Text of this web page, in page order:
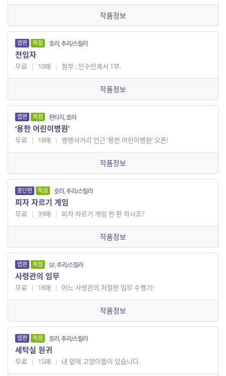
작품정보
엽편 독점 호러, 추리/스릴러
전임자
무료 | 10매 | 첨부 : 인수인계서 1부.
작품정보
엽편 독점 판타지, 호러
‘용한 어린이병원’
무료 | 18매 | 뱅뱅사거리 인근 ‘용한 어린이병원’ 오픈!
작품정보
중단편 독점 호러, 추리/스릴러
피자 자르기 게임
무료 | 39매 | 피자 자르기 게임 한 판 하시죠?
작품정보
엽편 독점 SF, 추리/스릴러
사령관의 임무
무료 | 18매 | 어느 사령관의 처절한 임무 수행기!
작품정보
엽편 독점 호러, 추리/스릴러
세탁실 원귀
무료 | 15매 | 내 앞에 고양이들이 있습니다.